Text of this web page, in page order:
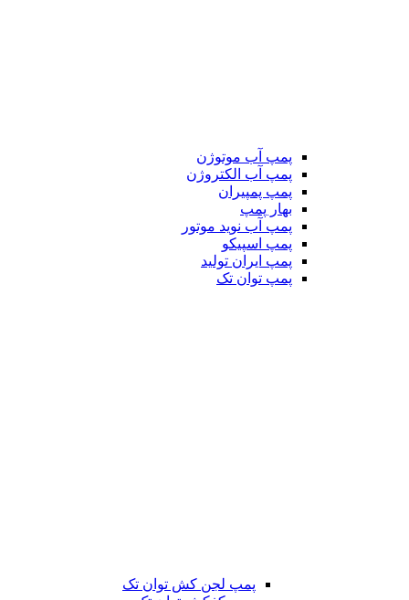
پمپ آب موتوژن
پمپ آب الکتروژن
پمپ پمپیران
بهار پمپ
پمپ آب نوید موتور
پمپ اسپیکو
پمپ ایران تولید
پمپ توان تک
پمپ لجن کش توان تک